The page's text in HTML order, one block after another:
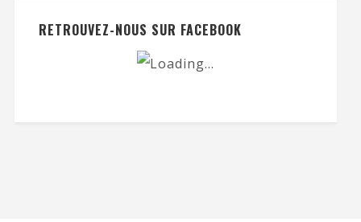
RETROUVEZ-NOUS SUR FACEBOOK